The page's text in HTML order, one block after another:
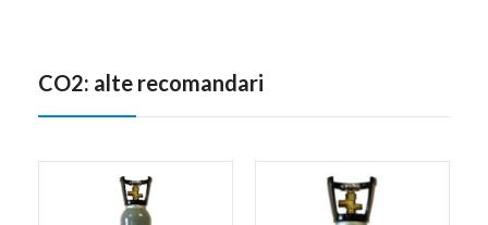
CO2: alte recomandari